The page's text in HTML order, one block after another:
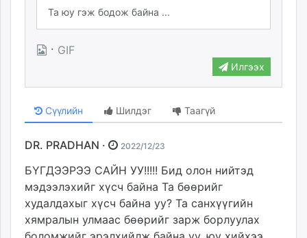
· GIF
Илгээх
Сүүлийн Шилдэг Таагүй
DR. PRADHAN · 2022/12/23
БҮГДЭЭРЭЭ САЙН УУ!!!!! Бид олон нийтэд
мэдээлэхийг хүсч байна Та бөөрийг
худалдахыг хүсч байна уу? Та санхүүгийн
хямралын улмаас бөөрийг зарж борлуулах